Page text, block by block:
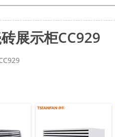
展示柜CC929